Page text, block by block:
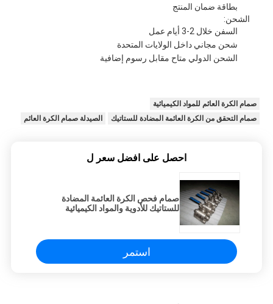
بطاقة ضمان المنتج
الشحن:
السفن خلال 2-3 أيام عمل
شحن مجاني داخل الولايات المتحدة
الشحن الدولي متاح مقابل رسوم إضافية
صمام الكرة العائم للمواد الكيميائية
صمام التحقق من الكرة العائمة المضادة للستاتيك
الصيدلة صمام الكرة العائم
احصل على افضل سعر ل
صمام فحص الكرة العائمة المضادة
للستاتيك للأدوية والمواد الكيميائية
استمر